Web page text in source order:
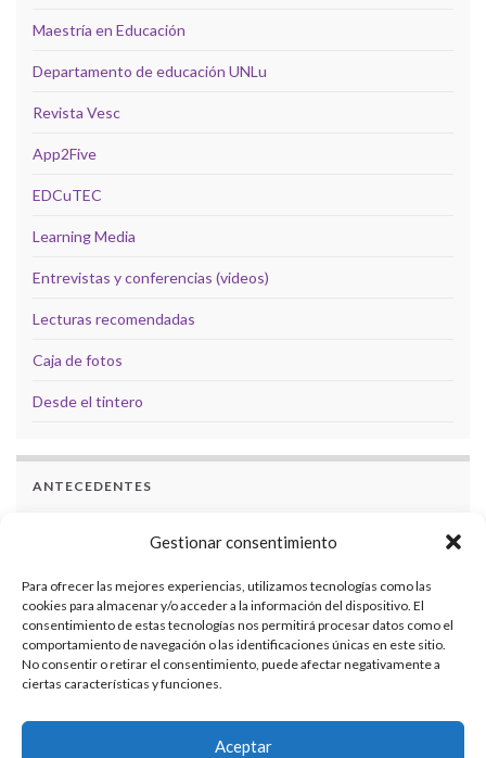
Gestionar consentimiento
Para ofrecer las mejores experiencias, utilizamos tecnologías como las
cookies para almacenar y/o acceder a la información del dispositivo. El
consentimiento de estas tecnologías nos permitirá procesar datos como el
comportamiento de navegación o las identificaciones únicas en este sitio.
No consentir o retirar el consentimiento, puede afectar negativamente a
ciertas características y funciones.
Aceptar
Maestría en Educación
Departamento de educación UNLu
Revista Vesc
App2Five
EDCuTEC
Learning Media
Entrevistas y conferencias (videos)
Lecturas recomendadas
Caja de fotos
Desde el tintero
ANTECEDENTES
Investigaciones
Eventos académicos
Transferencia de conocimiento
Organización de eventos académicos